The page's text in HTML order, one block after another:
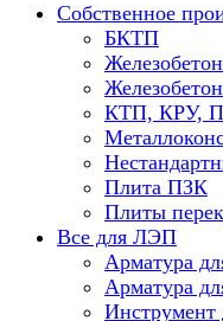
Собственное
БКТП
КТП, КРУ,
Плита ПЗК
Плиты
Все для ЛЭП
Арматура
Арматура